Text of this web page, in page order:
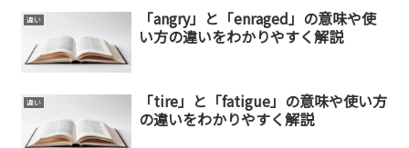
違い
「angry」と「enraged」の意味や使
い方の違いをわかりやすく解説
違い
「tire」と「fatigue」の意味や使い方
の違いをわかりやすく解説